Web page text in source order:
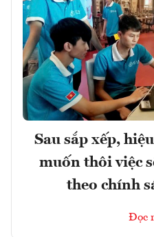
Sau sắp xếp,
muốn thôi việc
theo chính
Đọc